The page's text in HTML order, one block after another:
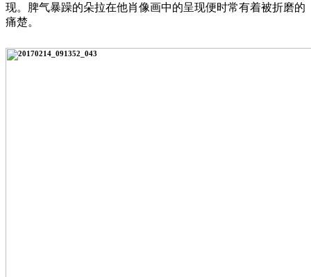
现。脾气暴躁的朵拉在他肖像画中的呈现便时常有着被折磨的
痛楚。